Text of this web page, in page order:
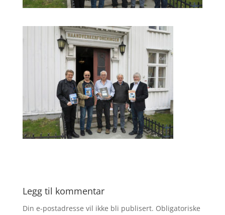
Legg til kommentar
Din e-postadresse vil ikke bli publisert. Obligatoriske